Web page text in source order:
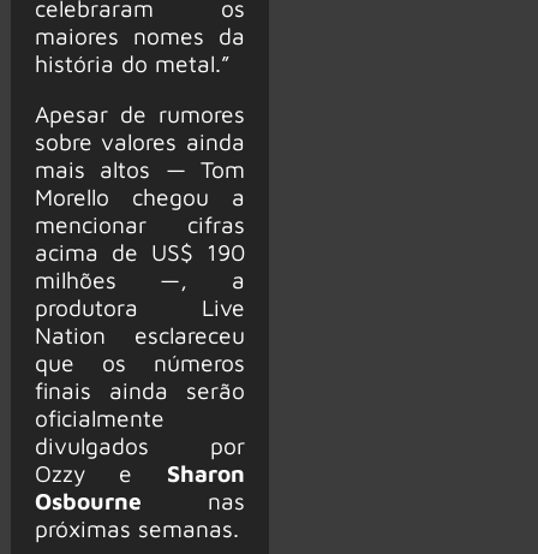
celebraram os
maiores nomes da
história do metal.”
Apesar de rumores
sobre valores ainda
mais altos — Tom
Morello chegou a
mencionar cifras
acima de US$ 190
milhões —, a
produtora Live
Nation esclareceu
que os números
finais ainda serão
oficialmente
divulgados por
Ozzy e Sharon
Osbourne nas
próximas semanas.